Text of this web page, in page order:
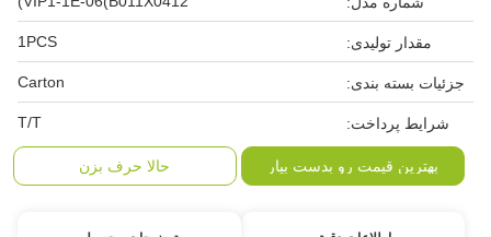
مقدار تولیدی: 1PCS
جزئیات بسته بندی: Carton
شرایط پرداخت: T/T
بهترین قیمت رو بدست بیار حالا حرف بزن